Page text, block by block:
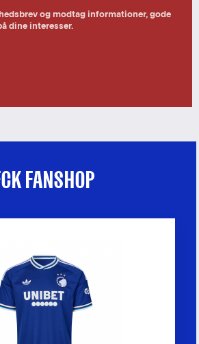
og modtag informationer, gode
dine interesser.
FANSHOP